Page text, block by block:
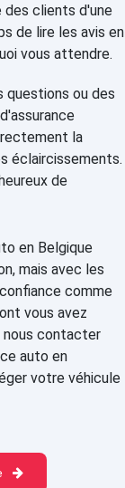
clients d'une
de lire les avis en
vous attendre.
questions ou des
la
éclaircissements.
de
en Belgique
mais avec les
comme
vous avez
nous contacter
auto en
votre véhicule